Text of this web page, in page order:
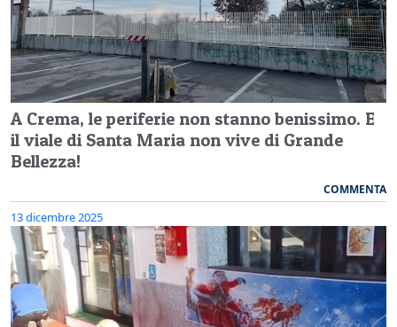
A Crema, le periferie non stanno benissimo. E
il viale di Santa Maria non vive di Grande
Bellezza!
COMMENTA
13 dicembre 2025